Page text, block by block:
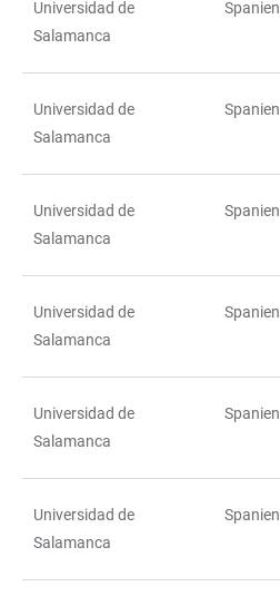
Universidad de
Salamanca
Spanien
Universidad de
Salamanca
Spanien
Universidad de
Salamanca
Spanien
Universidad de
Salamanca
Spanien
Universidad de
Salamanca
Spanien
Universidad de
Salamanca
Spanien